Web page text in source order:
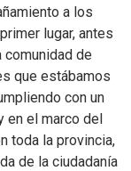
a los
lugar, antes
de
que estábamos
con un
en el marco del
toda la provincia,
de la ciudadanía